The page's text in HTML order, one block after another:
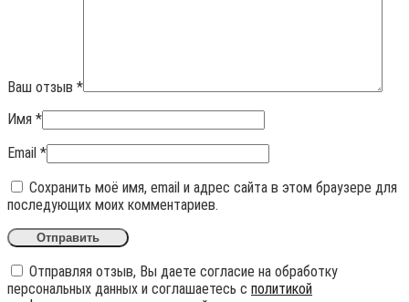
Ваш отзыв *
Имя *
Email *
Сохранить моё имя, email и адрес сайта в этом браузере для
последующих моих комментариев.
Отправляя отзыв, Вы даете согласие на обработку
персональных данных и соглашаетесь с политикой